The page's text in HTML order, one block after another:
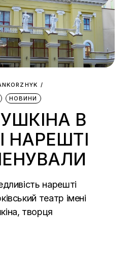
НОВИНИ
В
НАРЕШТІ
нарешті
театр імені
творця